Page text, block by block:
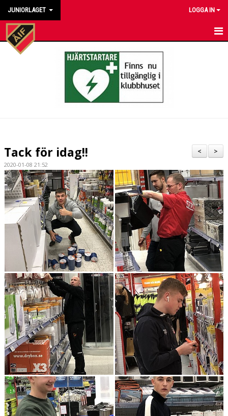
JUNIORLAGET LOGGA IN
HEM
BILDGALLERI
DOKUMENT
KONTAKT
>
<
Tack för idag!!
2020-01-08 21:52